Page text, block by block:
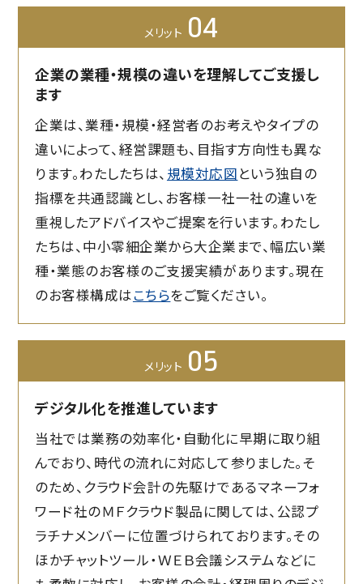
メリット 04
企業の業種・規模の違いを理解してご支援し
ます
企業は、業種・規模・経営者のお考えやタイプの
違いによって、経営課題も、目指す方向性も異な
ります。わたしたちは、 規模対応図という独自の
指標を共通認識とし、お客様一社一社の違いを
重視したアドバイスやご提案を行います。わたし
たちは、中小零細企業から大企業まで、幅広い業
種・業態のお客様のご支援実績があります。現在
のお客様構成はこちらをご覧ください。
メリット 05
デジタル化を推進しています
当社では業務の効率化・自動化に早期に取り組
んでおり、時代の流れに対応して参りました。そ
のため、クラウド会計の先駆けであるマネーフォ
ワード社のＭＦクラウド製品に関しては、公認プ
ラチナメンバーに位置づけられております。その
ほかチャットツール・ＷＥＢ会議システムなどに